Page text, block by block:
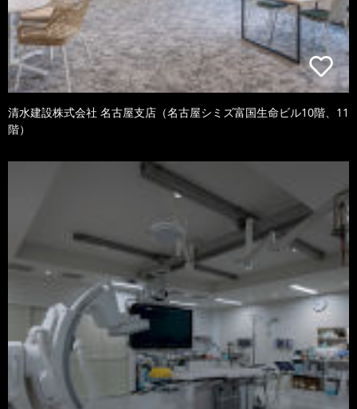
清水建設株式会社 名古屋支店（名古屋シミズ富国生命ビル10階、11
階）